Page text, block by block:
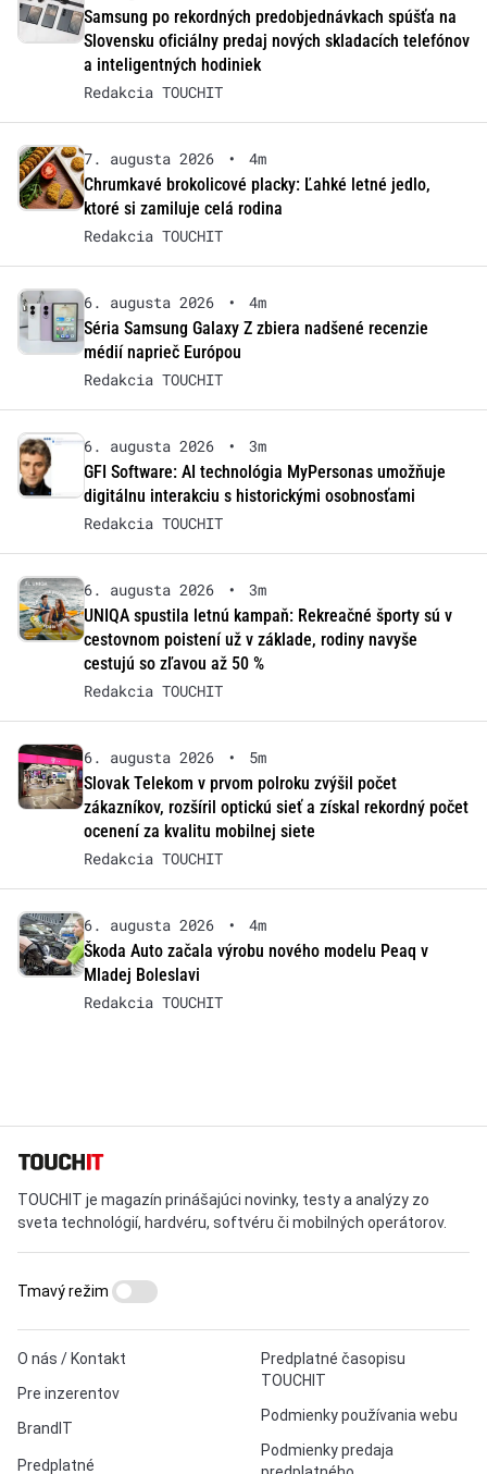
Samsung po rekordných predobjednávkach spúšťa na
Slovensku oficiálny predaj nových skladacích telefónov
a inteligentných hodiniek
Redakcia TOUCHIT
7. augusta 2026 •
4m
Chrumkavé brokolicové placky: Ľahké letné jedlo,
ktoré si zamiluje celá rodina
Redakcia TOUCHIT
6. augusta 2026 •
4m
Séria Samsung Galaxy Z zbiera nadšené recenzie
médií naprieč Európou
Redakcia TOUCHIT
6. augusta 2026 •
3m
GFI Software: AI technológia MyPersonas umožňuje
digitálnu interakciu s historickými osobnosťami
Redakcia TOUCHIT
6. augusta 2026 •
3m
UNIQA spustila letnú kampaň: Rekreačné športy sú v
cestovnom poistení už v základe, rodiny navyše
cestujú so zľavou až 50 %
Redakcia TOUCHIT
6. augusta 2026 •
5m
Slovak Telekom v prvom polroku zvýšil počet
zákazníkov, rozšíril optickú sieť a získal rekordný počet
ocenení za kvalitu mobilnej siete
Redakcia TOUCHIT
6. augusta 2026 •
4m
Škoda Auto začala výrobu nového modelu Peaq v
Mladej Boleslavi
Redakcia TOUCHIT
TOUCHIT je magazín prinášajúci novinky, testy a analýzy zo
sveta technológií, hardvéru, softvéru či mobilných operátorov.
O nás / Kontakt
Pre inzerentov
BrandIT
Predplatné
Predplatné časopisu
TOUCHIT
Podmienky používania webu
Podmienky predaja
Tmavý režim